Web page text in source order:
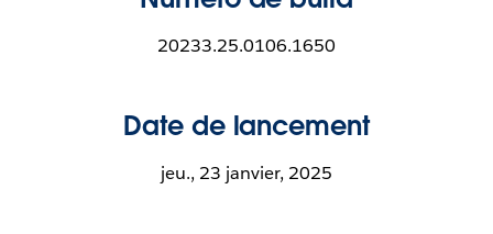
20233.25.0106.1650
Date de lancement
jeu., 23 janvier, 2025